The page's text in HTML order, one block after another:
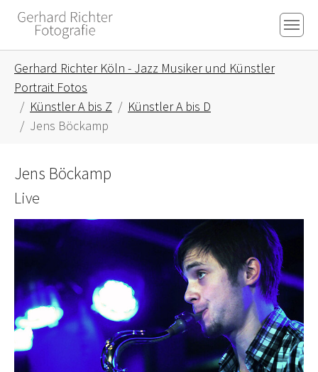
Skip to main content
Skip to page footer
Gerhard Richter Köln - Jazz Musiker und Künstler
Portrait Fotos
Künstler A bis Z
Künstler A bis D
Jens Böckamp
Jens Böckamp
Live
Show larger version for: